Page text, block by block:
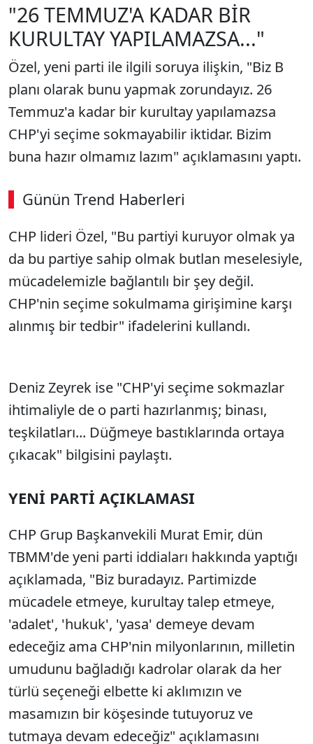
"26 TEMMUZ'A KADAR BİR
KURULTAY YAPILAMAZSA..."
Özel, yeni parti ile ilgili soruya ilişkin, "Biz B
planı olarak bunu yapmak zorundayız. 26
Temmuz'a kadar bir kurultay yapılamazsa
CHP'yi seçime sokmayabilir iktidar. Bizim
buna hazır olmamız lazım" açıklamasını yaptı.
Günün Trend Haberleri
00:02 / 08:43
Sesi Aç
CHP lideri Özel, "Bu partiyi kuruyor olmak ya
da bu partiye sahip olmak butlan meselesiyle,
mücadelemizle bağlantılı bir şey değil.
CHP'nin seçime sokulmama girişimine karşı
alınmış bir tedbir" ifadelerini kullandı.
Deniz Zeyrek ise "CHP'yi seçime sokmazlar
ihtimaliyle de o parti hazırlanmış; binası,
teşkilatları... Düğmeye bastıklarında ortaya
çıkacak" bilgisini paylaştı.
YENİ PARTİ AÇIKLAMASI
CHP Grup Başkanvekili Murat Emir, dün
TBMM'de yeni parti iddiaları hakkında yaptığı
açıklamada, "Biz buradayız. Partimizde
mücadele etmeye, kurultay talep etmeye,
'adalet', 'hukuk', 'yasa' demeye devam
edeceğiz ama CHP'nin milyonlarının, milletin
umudunu bağladığı kadrolar olarak da her
türlü seçeneği elbette ki aklımızın ve
masamızın bir köşesinde tutuyoruz ve
tutmaya devam edeceğiz" açıklamasını